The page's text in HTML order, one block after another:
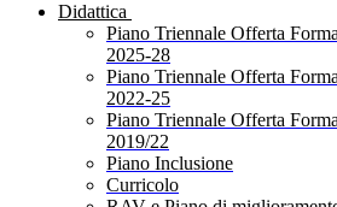
Didattica
Piano Triennale Offerta
2025-28
Piano Triennale Offerta
2022-25
Piano Triennale Offerta
2019/22
Piano Inclusione
Curricolo